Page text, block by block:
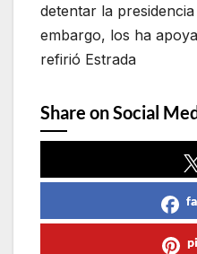
detentar la
embargo, los ha
refirió Estrada
Share on Social